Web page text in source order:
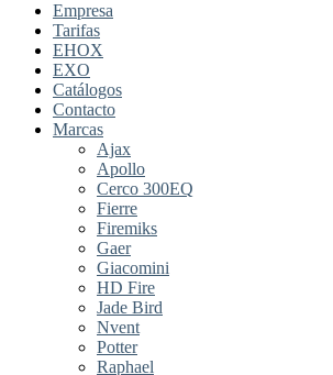
Empresa
Tarifas
EHOX
EXO
Catálogos
Contacto
Marcas
Ajax
Apollo
Cerco 300EQ
Fierre
Firemiks
Gaer
Giacomini
HD Fire
Jade Bird
Nvent
Potter
Raphael